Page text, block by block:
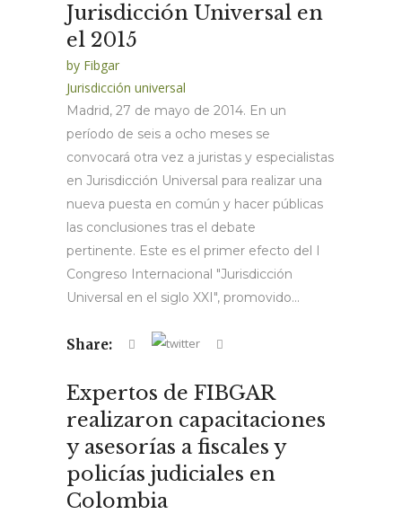
Jurisdicción Universal en
el 2015
by Fibgar
Jurisdicción universal
Madrid, 27 de mayo de 2014. En un
período de seis a ocho meses se
convocará otra vez a juristas y especialistas
en Jurisdicción Universal para realizar una
nueva puesta en común y hacer públicas
las conclusiones tras el debate
pertinente. Este es el primer efecto del I
Congreso Internacional "Jurisdicción
Universal en el siglo XXI", promovido...
Share:
Expertos de FIBGAR
realizaron capacitaciones
y asesorías a fiscales y
policías judiciales en
Colombia